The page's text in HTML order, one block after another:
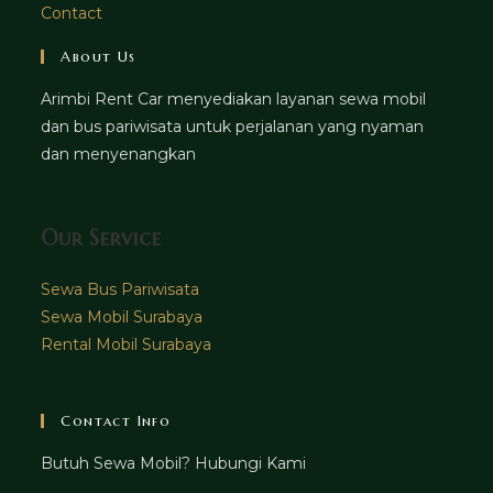
Contact
About Us
Arimbi Rent Car menyediakan layanan sewa mobil
dan bus pariwisata untuk perjalanan yang nyaman
dan menyenangkan
Our Service
Sewa Bus Pariwisata
Sewa Mobil Surabaya
Rental Mobil Surabaya
Contact Info
Butuh Sewa Mobil? Hubungi Kami